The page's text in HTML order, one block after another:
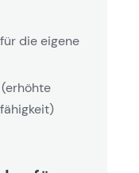
die eigene